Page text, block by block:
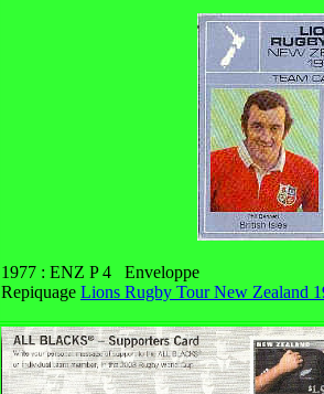
1977 : ENZ P 4 Enveloppe
Repiquage Lions Rugby Tour New Zealand